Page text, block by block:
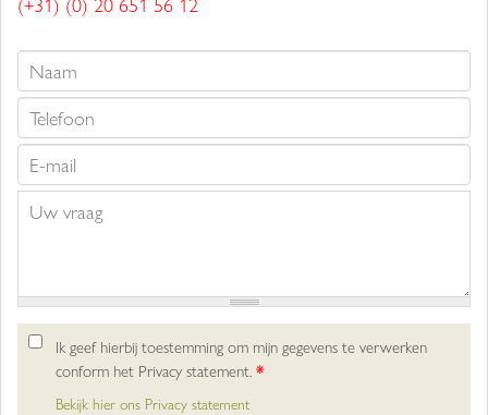
Ik geef hierbij toestemming om mijn gegevens te verwerken
conform het Privacy statement.*
Bekijk hier ons Privacy statement